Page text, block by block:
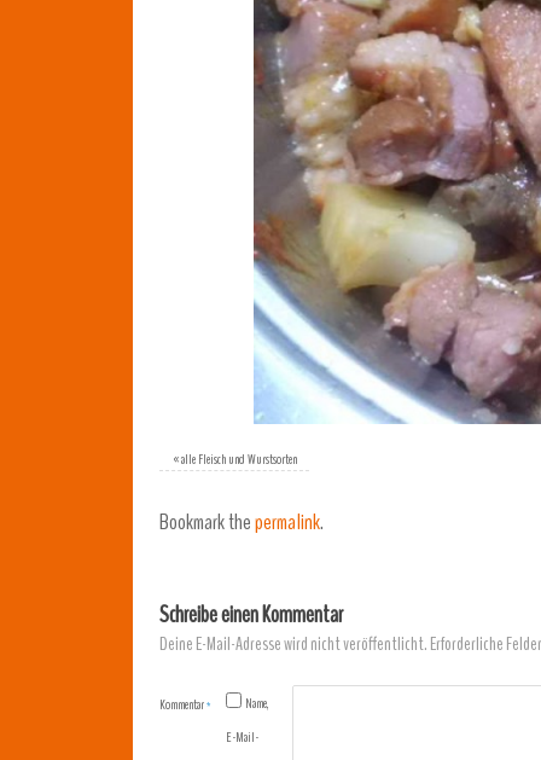
«alle Fleisch und Wurstsorten
Bookmark thepermalink.
Schreibe einen Kommentar
Deine E-Mail-Adresse wird nicht veröffentlicht.Erforderliche
Kommentar*
Name,
E-Mail-